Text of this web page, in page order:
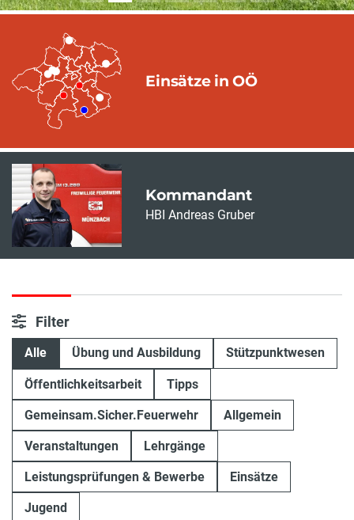
Einsätze in OÖ
Kommandant
HBI Andreas Gruber
Filter
Alle Übung und Ausbildung Stützpunktwesen
Öffentlichkeitsarbeit Tipps
Gemeinsam.Sicher.Feuerwehr Allgemein
Veranstaltungen Lehrgänge
Leistungsprüfungen & Bewerbe Einsätze
Jugend